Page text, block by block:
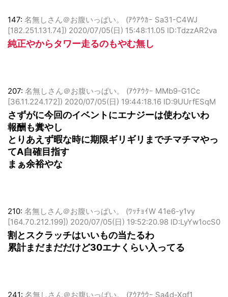
147:名無しさん＠お腹いっぱい。 (ｱｳｱｳｶｰ Sa31-C4WJ
[182.251.131.74]) 2020/07/05(日) 15:48:11.05 ID:TdzzAR2va
207:名無しさん＠お腹いっぱい。 (ｱｳｱｳｸｰ MMb9-G1Cc
[36.11.224.172]) 2020/07/05(日) 19:44:18.16 ID:9UUrfESqM
さずがに今回のイベントにエナジーは使わないわ
報酬も糞やし
とりあえず暇な時に期限ギリギリまでチマチマやっ
てA自確目指す
210:名無しさん＠お腹いっぱい。 (ﾜｯﾁｮｲW 41e6-y1vy
[164.70.212.199]) 2020/07/05(日) 19:52:20.98 ID:LyYw1ocS0
割とスクラッチはいいもの当たるわ